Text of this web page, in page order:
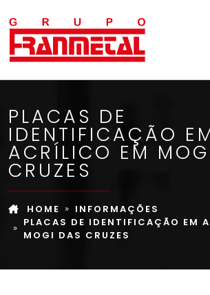
PLACAS DE
IDENTIFICAÇÃO
ACRÍLICO EM
CRUZES
HOME
INFORMAÇÕES
PLACAS DE IDENTIFICAÇÃO EM
MOGI DAS CRUZES